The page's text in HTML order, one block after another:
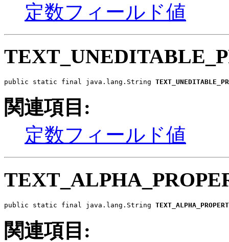
定数フィールド値
public static final java.lang.String
関連項目:
定数フィールド値
public static final java.lang.String
関連項目: